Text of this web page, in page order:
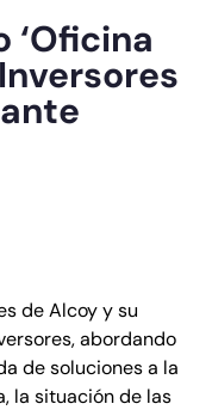
‘Oficina
de Alcoy y su
abordando
de soluciones a la
la situación de las